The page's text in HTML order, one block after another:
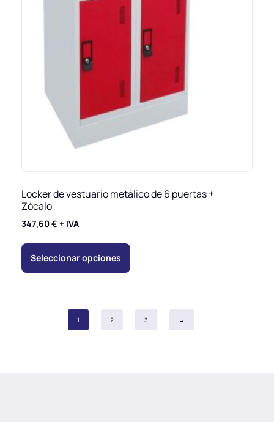
Locker de vestuario metálico de 6 puertas +
Zócalo
347,60€ + IVA
Seleccionar opciones
1 2 3 →